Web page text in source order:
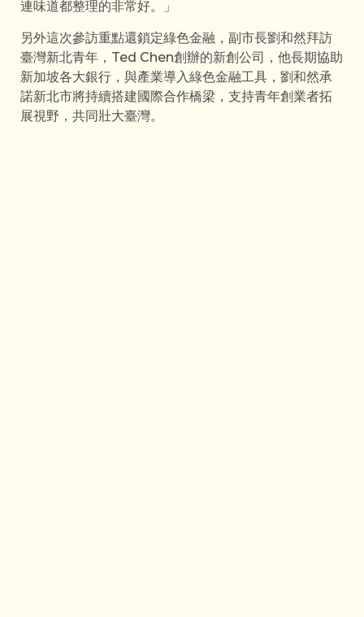
連味道都整理的非常好。」
另外這次參訪重點還鎖定綠色金融，副市長劉和然拜訪
臺灣新北青年，Ted Chen創辦的新創公司，他長期協助
新加坡各大銀行，與產業導入綠色金融工具，劉和然承
諾新北市將持續搭建國際合作橋梁，支持青年創業者拓
展視野，共同壯大臺灣。